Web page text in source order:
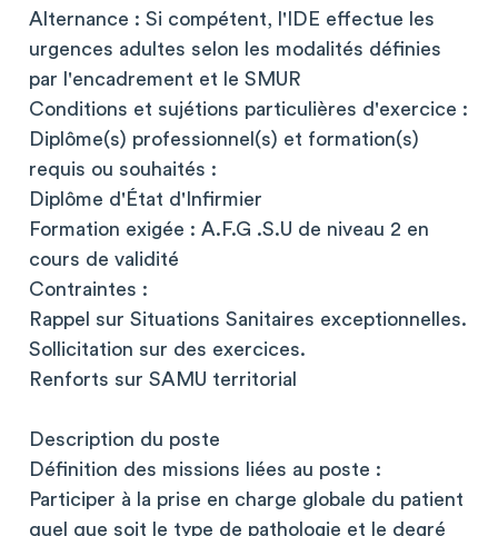
Alternance : Si compétent, l'IDE effectue les
urgences adultes selon les modalités définies
par l'encadrement et le SMUR
Conditions et sujétions particulières d'exercice :
Diplôme(s) professionnel(s) et formation(s)
requis ou souhaités :
Diplôme d'État d'Infirmier
Formation exigée : A.F.G .S.U de niveau 2 en
cours de validité
Contraintes :
Rappel sur Situations Sanitaires exceptionnelles.
Sollicitation sur des exercices.
Renforts sur SAMU territorial
Description du poste
Définition des missions liées au poste :
Participer à la prise en charge globale du patient
quel que soit le type de pathologie et le degré